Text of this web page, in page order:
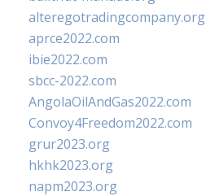
alteregotradingcompany.org
aprce2022.com
ibie2022.com
sbcc-2022.com
AngolaOilAndGas2022.com
Convoy4Freedom2022.com
grur2023.org
hkhk2023.org
napm2023.org